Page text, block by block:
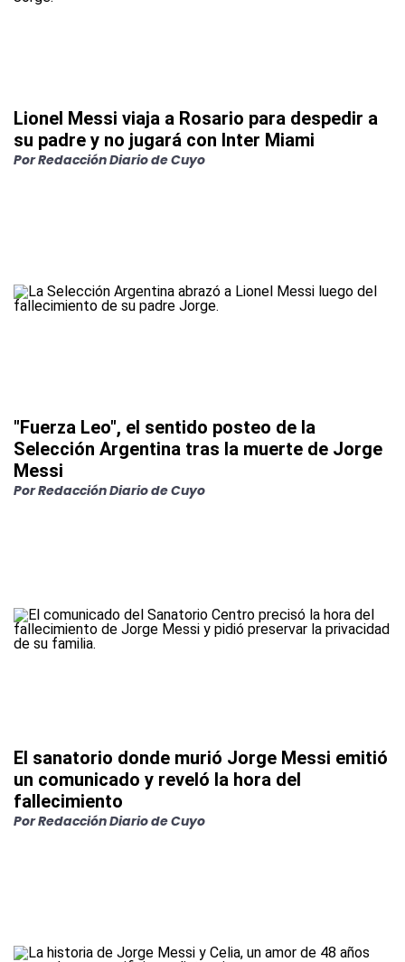
Lionel Messi viaja a Rosario para despedir a
su padre y no jugará con Inter Miami
PorRedacción Diario de Cuyo
"Fuerza Leo", el sentido posteo de la
Selección Argentina tras la muerte de Jorge
Messi
PorRedacción Diario de Cuyo
El sanatorio donde murió Jorge Messi emitió
un comunicado y reveló la hora del
fallecimiento
PorRedacción Diario de Cuyo